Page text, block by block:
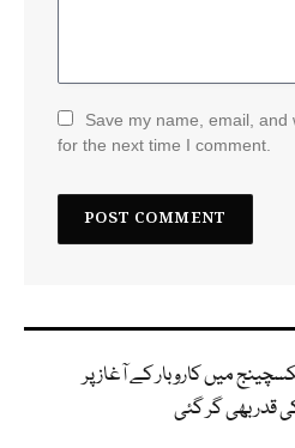
Save my name, email,
for the next time I comment.
میں کاروبار کے آغاز پر
قدر بھی گر گئی